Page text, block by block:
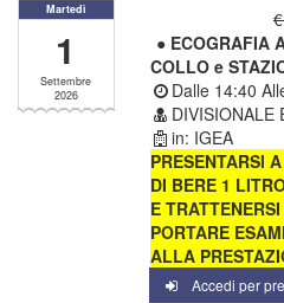
Martedì
1
Settembre
2026
● ECOGRAFIA
COLLO e
Dalle 14:40
DIVISIONALE
in: IGEA
PRESENTARSI
DI BERE 1
E
PORTARE
ALLA
Accedi per